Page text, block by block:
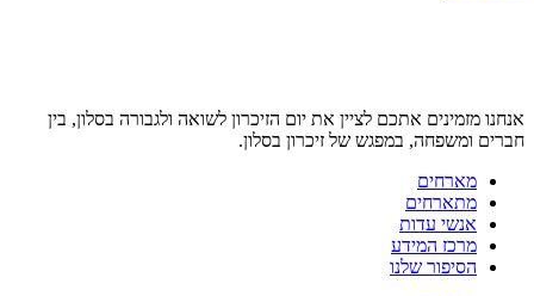
אנחנו מזמינים אתכם לציין את יום הזיכרון לשואה ולגבורה בסלון, בין
חברים ומשפחה, במפגש של זיכרון בסלון.
מארחים
מתארחים
אנשי עדות
מרכז המידע
הסיפור שלנו